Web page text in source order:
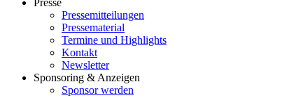
Presse
Pressemitteilungen
Pressematerial
Termine und Highlights
Kontakt
Newsletter
Sponsoring & Anzeigen
Sponsor werden